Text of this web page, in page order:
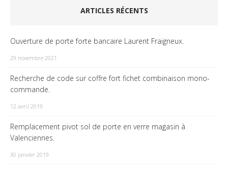
ARTICLES RÉCENTS
Ouverture de porte forte bancaire Laurent Fraigneux.
29 novembre 2021
Recherche de code sur coffre fort fichet combinaison mono-
commande.
12 avril 2019
Remplacement pivot sol de porte en verre magasin à
Valenciennes.
30 janvier 2019